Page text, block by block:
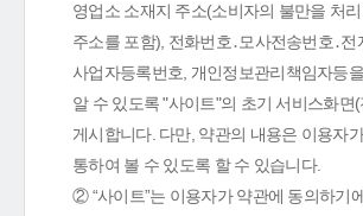
영업소 소재지 주소(소비자의 불만을 처
주소를 포함), 전화번호․모사전송번호․전
사업자등록번호, 개인정보관리책임자등
알 수 있도록 "사이트"의 초기 서비스화면(
게시합니다. 다만, 약관의 내용은 이용자
통하여 볼 수 있도록 할 수 있습니다.
② “사이트”는 이용자가 약관에 동의하기